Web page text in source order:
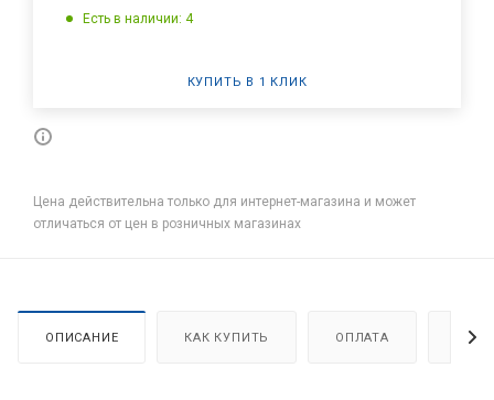
Есть в наличии: 4
КУПИТЬ В 1 КЛИК
Цена действительна только для интернет-магазина и может
отличаться от цен в розничных магазинах
ОПИСАНИЕ КАК КУПИТЬ ОПЛАТА